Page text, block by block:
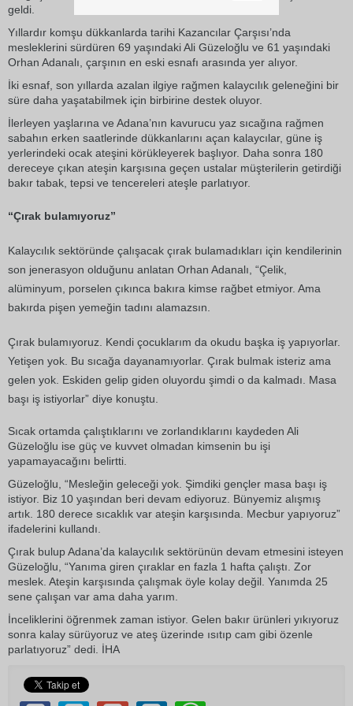
geldi.
Yıllardır komşu dükkanlarda tarihi Kazancılar Çarşısı’nda
mesleklerini sürdüren 69 yaşındaki Ali Güzeloğlu ve 61 yaşındaki
Orhan Adanalı, çarşının en eski esnafı arasında yer alıyor.
İki esnaf, son yıllarda azalan ilgiye rağmen kalaycılık geleneğini bir
süre daha yaşatabilmek için birbirine destek oluyor.
İlerleyen yaşlarına ve Adana’nın kavurucu yaz sıcağına rağmen
sabahın erken saatlerinde dükkanlarını açan kalaycılar, güne iş
yerlerindeki ocak ateşini körükleyerek başlıyor. Daha sonra 180
dereceye çıkan ateşin karşısına geçen ustalar müşterilerin getirdiği
bakır tabak, tepsi ve tencereleri ateşle parlatıyor.
“Çırak bulamıyoruz”
Kalaycılık sektöründe çalışacak çırak bulamadıkları için kendilerinin
son jenerasyon olduğunu anlatan Orhan Adanalı, “Çelik,
alüminyum, porselen çıkınca bakıra kimse rağbet etmiyor. Ama
bakırda pişen yemeğin tadını alamazsın.
Çırak bulamıyoruz. Kendi çocuklarım da okudu başka iş yapıyorlar.
Yetişen yok. Bu sıcağa dayanamıyorlar. Çırak bulmak isteriz ama
gelen yok. Eskiden gelip giden oluyordu şimdi o da kalmadı. Masa
başı iş istiyorlar” diye konuştu.
Sıcak ortamda çalıştıklarını ve zorlandıklarını kaydeden Ali
Güzeloğlu ise güç ve kuvvet olmadan kimsenin bu işi
yapamayacağını belirtti.
Güzeloğlu, “Mesleğin geleceği yok. Şimdiki gençler masa başı iş
istiyor. Biz 10 yaşından beri devam ediyoruz. Bünyemiz alışmış
artık. 180 derece sıcaklık var ateşin karşısında. Mecbur yapıyoruz”
ifadelerini kullandı.
Çırak bulup Adana’da kalaycılık sektörünün devam etmesini isteyen
Güzeloğlu, “Yanıma giren çıraklar en fazla 1 hafta çalıştı. Zor
meslek. Ateşin karşısında çalışmak öyle kolay değil. Yanımda 25
sene çalışan var ama daha yarım.
İnceliklerini öğrenmek zaman istiyor. Gelen bakır ürünleri yıkıyoruz
sonra kalay sürüyoruz ve ateş üzerinde ısıtıp cam gibi özenle
parlatıyoruz” dedi. İHA